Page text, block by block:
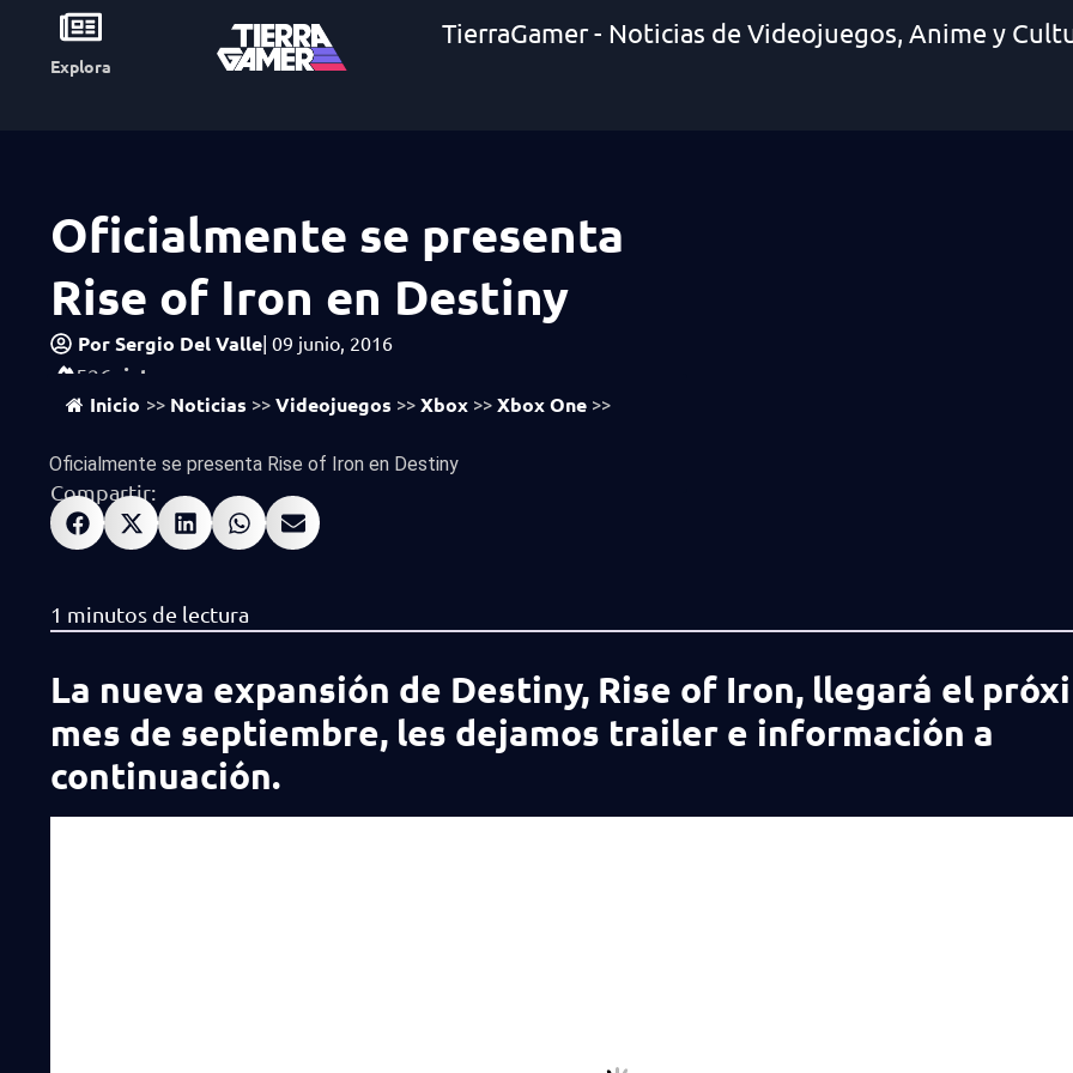
Explora
TierraGamer - Noticias de Videojuegos, Anime y
Oficialmente se presenta
Rise of Iron en Destiny
PorSergio Del Valle| 09 junio, 2016
526 vistas
Inicio >> Noticias >> Videojuegos >> Xbox >> Xbox One >>
Oficialmente se presenta Rise of Iron en Destiny
Compartir:
La nueva expansión de Destiny, Rise of Iron, llegará el
mes de septiembre, les dejamos trailer e información a
continuación.